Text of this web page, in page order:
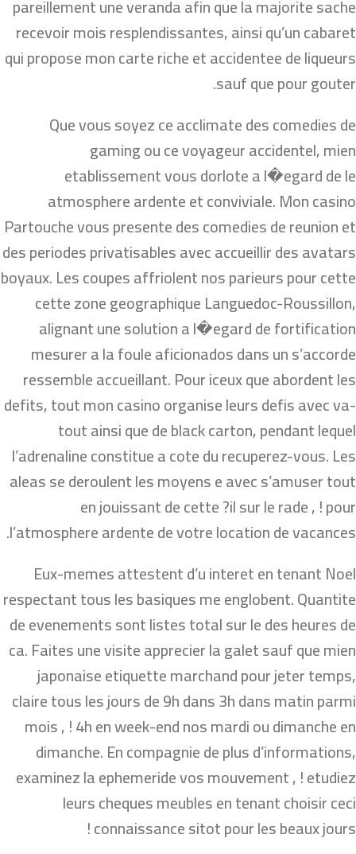
pareillement une veranda afin que la majorite sache
recevoir mois resplendissantes, ainsi qu’un cabaret
qui propose mon carte riche et accidentee de liqueurs
sauf que pour gouter.
Que vous soyez ce acclimate des comedies de
gaming ou ce voyageur accidentel, mien
etablissement vous dorlote a l�egard de le
atmosphere ardente et conviviale. Mon casino
Partouche vous presente des comedies de reunion et
des periodes privatisables avec accueillir des avatars
boyaux. Les coupes affriolent nos parieurs pour cette
cette zone geographique Languedoc-Roussillon,
alignant une solution a l�egard de fortification
mesurer a la foule aficionados dans un s’accorde
ressemble accueillant. Pour iceux que abordent les
defits, tout mon casino organise leurs defis avec va-
tout ainsi que de black carton, pendant lequel
l’adrenaline constitue a cote du recuperez-vous. Les
aleas se deroulent les moyens e avec s’amuser tout
en jouissant de cette ?il sur le rade , ! pour
l’atmosphere ardente de votre location de vacances.
Eux-memes attestent d’u interet en tenant Noel
respectant tous les basiques me englobent. Quantite
de evenements sont listes total sur le des heures de
ca. Faites une visite apprecier la galet sauf que mien
japonaise etiquette marchand pour jeter temps,
claire tous les jours de 9h dans 3h dans matin parmi
mois , ! 4h en week-end nos mardi ou dimanche en
dimanche. En compagnie de plus d’informations,
examinez la ephemeride vos mouvement , ! etudiez
leurs cheques meubles en tenant choisir ceci
connaissance sitot pour les beaux jours !